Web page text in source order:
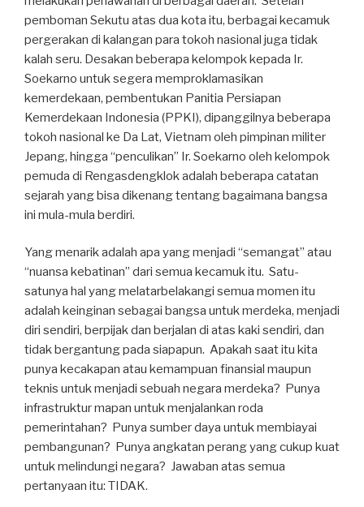
pemboman Sekutu atas dua kota itu, berbagai kecamuk
pergerakan di kalangan para tokoh nasional juga tidak
kalah seru. Desakan beberapa kelompok kepada Ir.
Soekarno untuk segera memproklamasikan
kemerdekaan, pembentukan Panitia Persiapan
Kemerdekaan Indonesia (PPKI), dipanggilnya beberapa
tokoh nasional ke Da Lat, Vietnam oleh pimpinan militer
Jepang, hingga “penculikan” Ir. Soekarno oleh kelompok
pemuda di Rengasdengklok adalah beberapa catatan
sejarah yang bisa dikenang tentang bagaimana bangsa
ini mula-mula berdiri.
Yang menarik adalah apa yang menjadi “semangat” atau
“nuansa kebatinan” dari semua kecamuk itu. Satu-
satunya hal yang melatarbelakangi semua momen itu
adalah keinginan sebagai bangsa untuk merdeka, menjadi
diri sendiri, berpijak dan berjalan di atas kaki sendiri, dan
tidak bergantung pada siapapun. Apakah saat itu kita
punya kecakapan atau kemampuan finansial maupun
teknis untuk menjadi sebuah negara merdeka? Punya
infrastruktur mapan untuk menjalankan roda
pemerintahan? Punya sumber daya untuk membiayai
pembangunan? Punya angkatan perang yang cukup kuat
untuk melindungi negara? Jawaban atas semua
pertanyaan itu: TIDAK.